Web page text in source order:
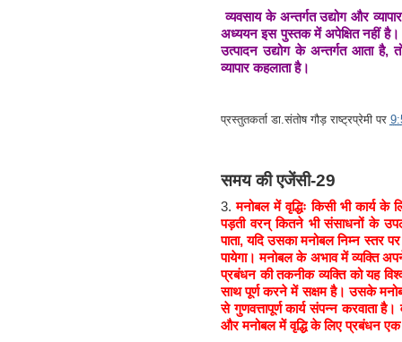
व्यवसाय के अन्तर्गत उद्योग और
अध्ययन इस पुस्तक में अपेक्षित नहीं है।
उत्पादन उद्योग के अन्तर्गत आता है,
व्यापार कहलाता है।
प्रस्तुतकर्ताडा.संतोष गौड़ राष्ट्रप्रेमी पर
समय की एजेंसी-29
3. मनोबल में वृद्धिः किसी भी कार्य
पड़ती वरन् कितने भी संसाधनों के
पाता, यदि उसका मनोबल निम्न स्तर
पायेगा। मनोबल के अभाव में व्यक्ति
प्रबंधन की तकनीक व्यक्ति को यह
साथ पूर्ण करने में सक्षम है। उसके
से गुणवत्तापूर्ण कार्य संपन्न करवाता
और मनोबल में वृद्धि के लिए प्रबंधन